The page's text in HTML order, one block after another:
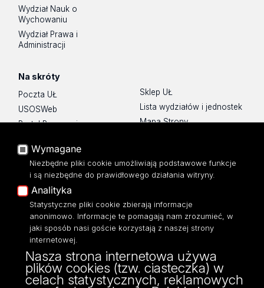
Wydział Nauk o
Wychowaniu
Wydział Prawa i
Administracji
Na skróty
Poczta UŁ
USOSWeb
Portal Pracowniczy
Platforma e-learningowa
Moodle
Eksperci UŁ
Polityka Prywatności
Dostępność
Sklep UŁ
Lista wydziałów i jednostek
Mapa Strony
ul. POW 3/5,
90-255 Łódź
Wymagane
Niezbędne pliki cookie umożliwiają podstawowe funkcje
i są niezbędne do prawidłowego działania witryny.
Analityka
Statystyczne pliki cookie zbierają informacje
anonimowo. Informacje te pomagają nam zrozumieć, w
jaki sposób nasi goście korzystają z naszej strony
internetowej.
Nasza strona internetowa używa
plików cookies (tzw. ciasteczka) w
celach statystycznych, reklamowych